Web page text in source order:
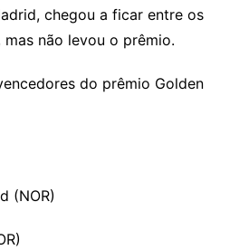
chegou a ficar entre os
não levou o prêmio.
do prêmio Golden
(NOR)